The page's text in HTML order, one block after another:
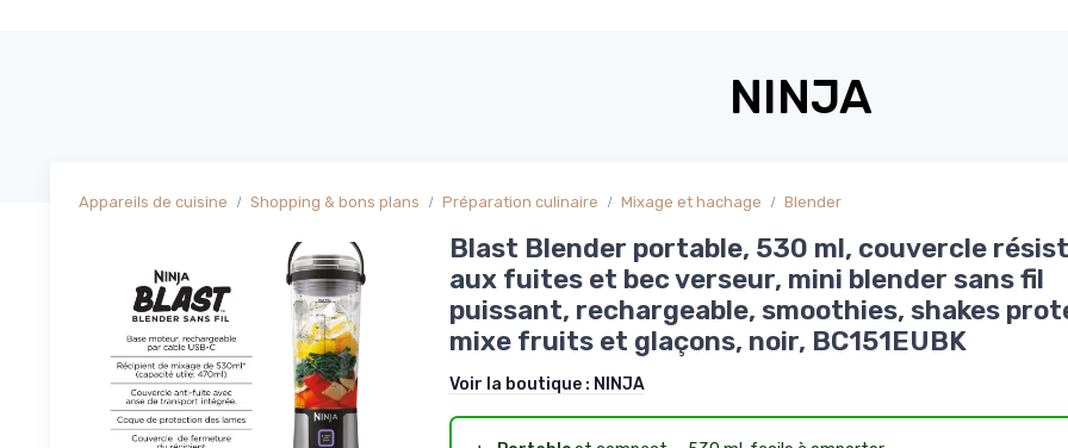
NINJA
Appareils de cuisine Shopping & bons plans Préparation culinaire Mixage et hachage Blender
Blast Blender portable, 530 ml, couvercle
aux fuites et bec verseur, mini blender sans fil
puissant, rechargeable, smoothies, shakes
mixe fruits et glaçons, noir, BC151EUBK
Voir la boutique : NINJA